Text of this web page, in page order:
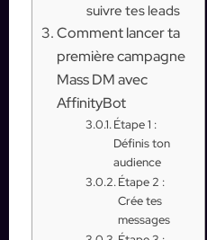
suivre tes leads
Comment lancer ta
première campagne
Mass DM avec
AffinityBot
Étape 1 :
Définis ton
audience
Étape 2 :
Crée tes
messages